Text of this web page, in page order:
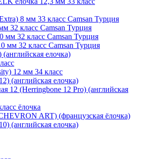
8 мм 33 класс Camsan Турция
32 класс Camsan Турция
мм 32 класс Camsan Турция
мм 32 класс Camsan Турция
елочка)
12 мм 34 класс
(английская елочка)
12 (Herringbone 12 Pro) (английская
ёлочка
ART) (французская ёлочка)
(английская елочка)